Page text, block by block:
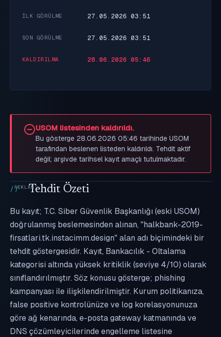
İLK GÖRÜLME 27.05.2026 03:51
SON GÖRÜLME 27.05.2026 03:51
KALDIRILMA 28.06.2026 05:46
USOM listesinden kaldırıldı.
Bu gösterge 28.06.2026 05:46 tarihinde USOM
tarafından beslenen listeden kaldırıldı. Tehdit aktif
değil; arşivde tarihsel kayıt amaçlı tutulmaktadır.
Tehdit Özeti
Bu kayıt; T.C. Siber Güvenlik Başkanlığı (eski USOM)
doğrulanmış beslemesinden alınan, "halkbank-2019-
firsatlari.tk.instacimm.design" alan adı biçimindeki bir
tehdit göstergesidir. Kayıt, Bankacılık - Oltalama
kategorisi altında yüksek kritiklik (seviye 4/10) olarak
sınıflandırılmıştır. Söz konusu gösterge; phishing
kampanyası ile ilişkilendirilmiştir. Kurum politikanıza,
false positive kontrolünüze ve log korelasyonunuza
göre ağ kenarında, e-posta gateway katmanında ve
DNS çözümleyicilerinde engelleme listesine